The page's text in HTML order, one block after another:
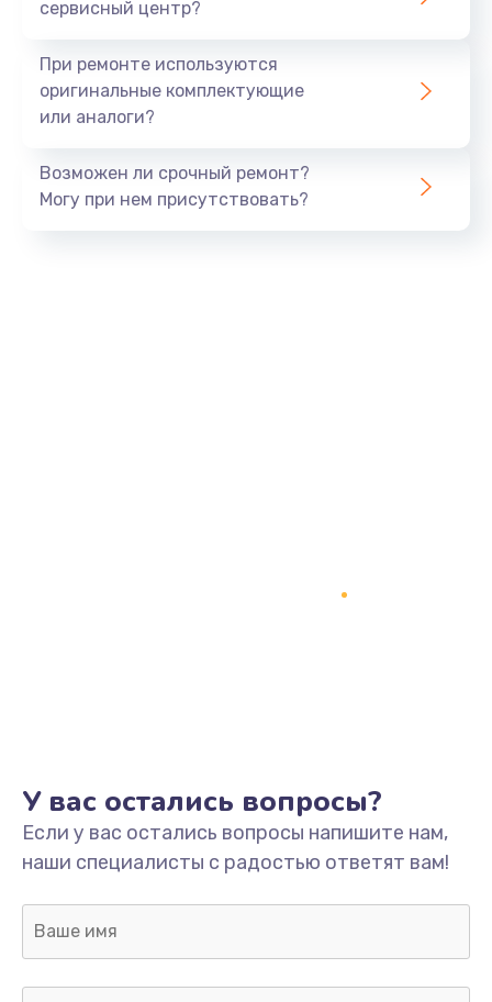
сервисный центр?
При ремонте используются
оригинальные комплектующие
или аналоги?
Возможен ли срочный ремонт?
Могу при нем присутствовать?
У вас остались вопросы?
Если у вас остались вопросы напишите нам,
наши специалисты с радостью ответят вам!